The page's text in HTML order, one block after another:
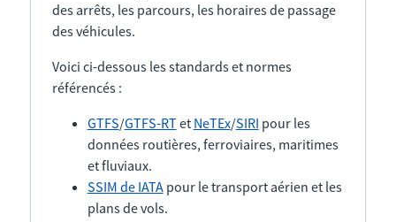
des arrêts, les parcours, les horaires de passage
des véhicules.
Voici ci-dessous les standards et normes
référencés :
GTFS/GTFS-RTet NeTEx/SIRI pour les
données routières, ferroviaires, maritimes
et fluviaux.
SSIM de IATApour le transport aérien et les
plans de vols.